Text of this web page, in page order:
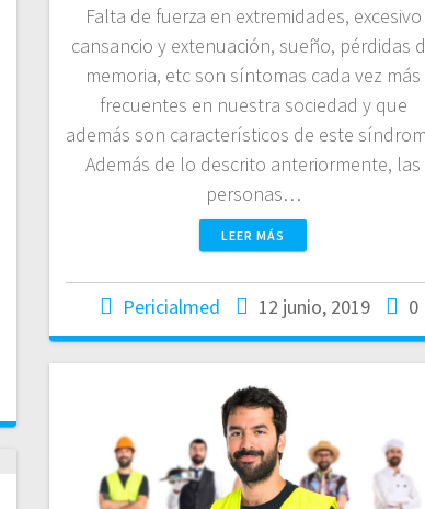
Falta de fuerza en extremidades, excesivo
cansancio y extenuación, sueño, pérdidas
memoria, etc son síntomas cada vez más
frecuentes en nuestra sociedad y que
además son característicos de este
Además de lo descrito anteriormente, las
personas…
LEER MÁS
Pericialmed 12 junio, 2019 0